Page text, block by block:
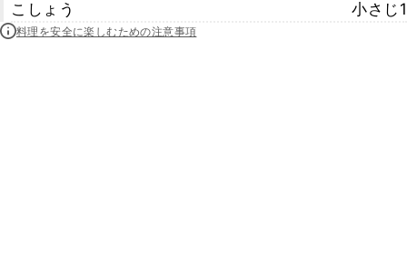
こしょう
小さじ1
料理を安全に楽しむための注意事項